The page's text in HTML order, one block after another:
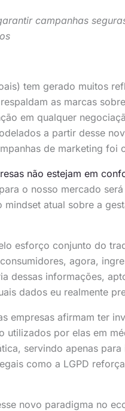
campanhas
tem gerado muitos
as marcas
em qualquer
a partir desse
de marketing foi
não estejam em
o nosso mercado
atual sobre a
esforço conjunto do
agora,
dessas informações,
dados eu realmente
empresas afirmam ter
por elas em
servindo apenas
como a LGPD
novo paradigma no